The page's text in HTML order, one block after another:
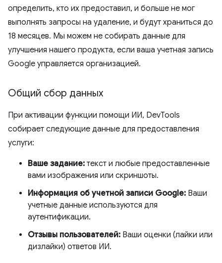
определить, кто их предоставил, и больше не мог
выполнять запросы на удаление, и будут храниться до
18 месяцев. Мы можем не собирать данные для
улучшения нашего продукта, если ваша учетная запись
Google управляется организацией.
Общий сбор данных
При активации функции помощи ИИ, DevTools
собирает следующие данные для предоставления
услуги:
Ваше задание: текст и любые предоставленные
вами изображения или скриншоты.
Информация об учетной записи Google: Ваши
учетные данные используются для
аутентификации.
Отзывы пользователей: Ваши оценки (лайки или
дизлайки) ответов ИИ.